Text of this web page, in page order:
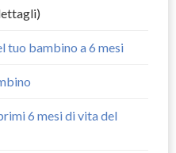
tuo bambino a 6 mesi
6 mesi di vita del